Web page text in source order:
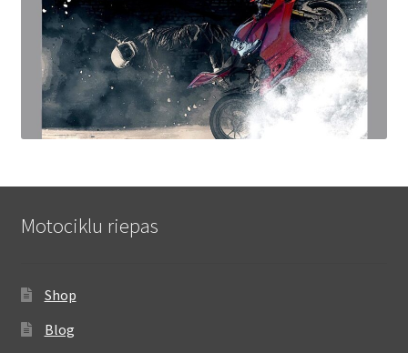
Motociklu riepas
Shop
Blog